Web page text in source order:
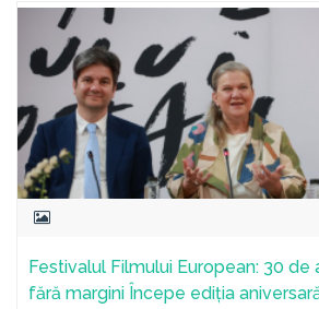
Festivalul Filmului European: 30 de
fără margini Începe ediția